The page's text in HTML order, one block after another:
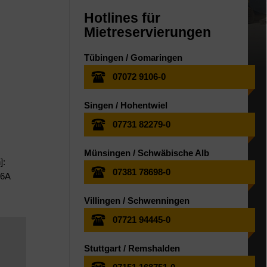
Hotlines für
Mietreservierungen
Tübingen / Gomaringen
07072 9106-0
Singen / Hohentwiel
07731 82279-0
Münsingen / Schwäbische Alb
07381 78698-0
Villingen / Schwenningen
07721 94445-0
Stuttgart / Remshalden